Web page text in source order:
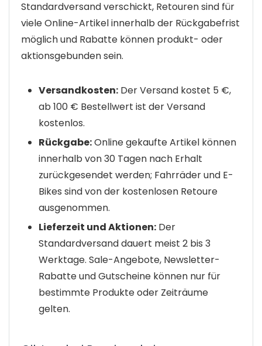
Standardversand verschickt, Retouren sind für
viele Online-Artikel innerhalb der Rückgabefrist
möglich und Rabatte können produkt- oder
aktionsgebunden sein.
Versandkosten: Der Versand kostet 5 €,
ab 100 € Bestellwert ist der Versand
kostenlos.
Rückgabe:Online gekaufte Artikel können
innerhalb von 30 Tagen nach Erhalt
zurückgesendet werden; Fahrräder und E-
Bikes sind von der kostenlosen Retoure
ausgenommen.
Lieferzeit und Aktionen: Der
Standardversand dauert meist 2 bis 3
Werktage. Sale-Angebote, Newsletter-
Rabatte und Gutscheine können nur für
bestimmte Produkte oder Zeiträume
gelten.